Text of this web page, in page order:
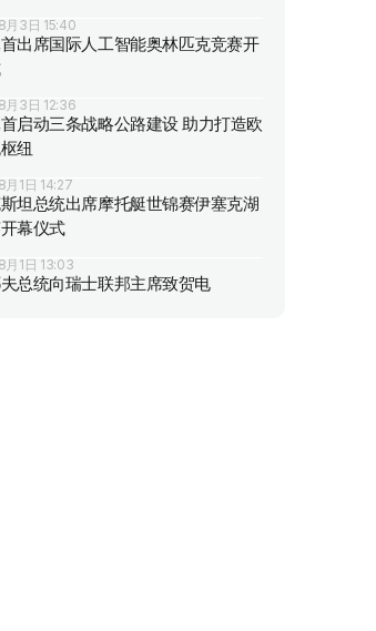
月3日 15:40
出席国际人工智能奥林匹克竞赛开
月3日 12:36
启动三条战略公路建设 助力打造欧
纽
1日 14:27
坦总统出席摩托艇世锦赛伊塞克湖
幕仪式
1日 13:03
总统向瑞士联邦主席致贺电